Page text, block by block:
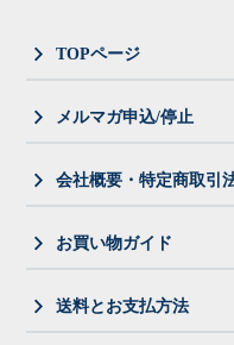
TOPページ
メルマガ申込/停止
会社概要・特定商取引
お買い物ガイド
送料とお支払方法